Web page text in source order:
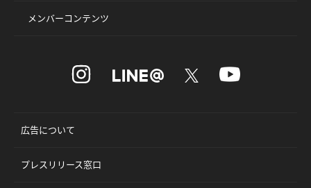
メンバーコンテンツ
広告について
プレスリリース窓口